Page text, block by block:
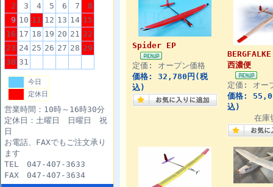
2
3 4 5 6 7
8
9 10 11 12 13 14 15
16 17 18 19 20 21 22
23 24 25 26 27 28 29
30 31
今日
定休日
営業時間：10時～16時30分
定休日：土曜日 日曜日 祝
日
お電話、FAXでもご注文承り
ます
TEL 047-407-3633
FAX 047-407-3634
Spider EP
定価: オープン価格
価格: 32,780円(税
込)
西濃便
定価: オー
価格:
込)
在庫